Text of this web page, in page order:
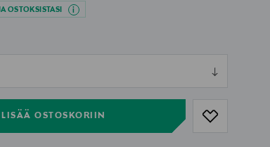
OSTOKSISTASI
LISÄÄ OSTOSKORIIN